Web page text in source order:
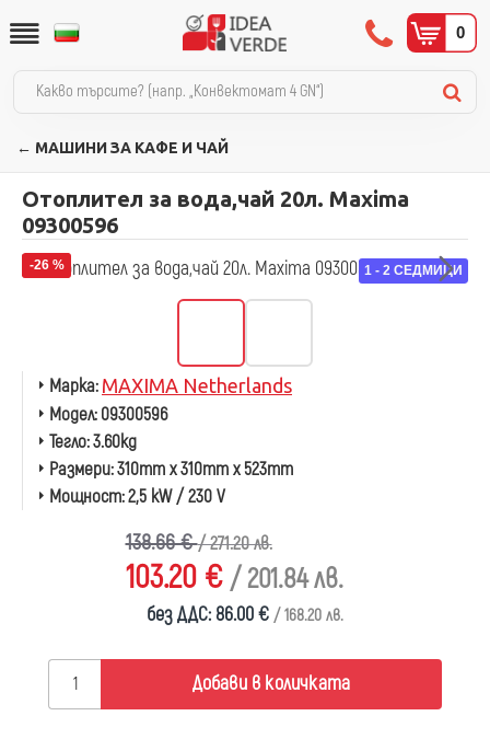
0
← МАШИНИ ЗА КАФЕ И ЧАЙ
Отоплител за вода,чай 20л. Maxima
09300596
-26 % 1 - 2 СЕДМИЦИ
103.20 € / 201.84 лв.
138.66 €/ 271.20 лв.
без ДДС: 86.00 € / 168.20 лв.
Марка: MAXIMA Netherlands
Модел:09300596
Тегло:3.60kg
Размери:310mm x 310mm x 523mm
Мощност:2,5 kW / 230 V
Добави в количката